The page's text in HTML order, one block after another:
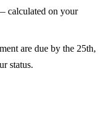
on your
are due by the 25th,
status.